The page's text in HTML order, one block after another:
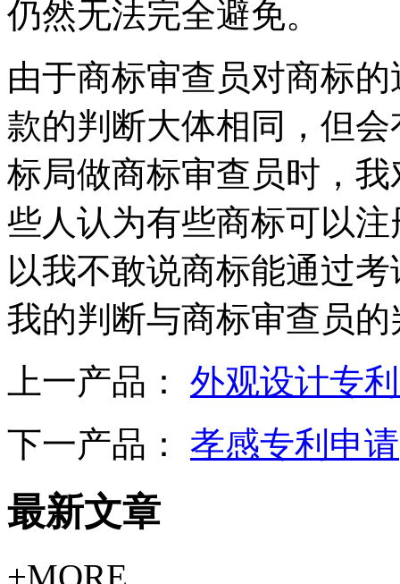
仍然无法完全避免。
由于商标审查员对商标
款的判断大体相同，但
标局做商标审查员时，
些人认为有些商标可以
以我不敢说商标能通过
我的判断与商标审查员
上一产品： 外观设计专
下一产品： 孝感专利申请
最新文章
+MORE